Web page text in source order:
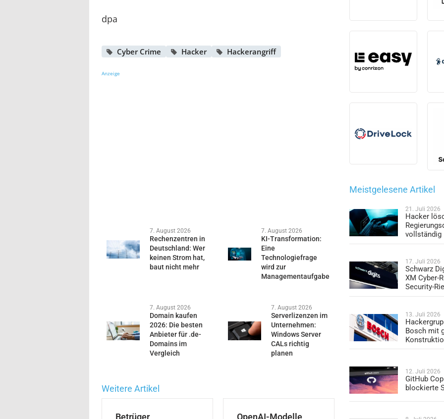
dpa
Cyber Crime Hacker Hackerangriff
Anzeige
7. August 2026
Rechenzentren in
Deutschland: Wer
keinen Strom hat,
baut nicht mehr
7. August 2026
KI-Transformation:
Eine
Technologiefrage
wird zur
Managementaufgabe
7. August 2026
Domain kaufen
2026: Die besten
Anbieter für .de-
Domains im
Vergleich
7. August 2026
Serverlizenzen im
Unternehmen:
Windows Server
CALs richtig
planen
Weitere Artikel
Betrüger
OpenAI-Modelle
Meistgelesene Artikel
21. Juli 2026
Hacker
vollständig
17. Juli 2026
Schwarz
XM Cyber-
Security-
13. Juli 2026
Bosch mit
12. Juli 2026
GitHub
blockierte